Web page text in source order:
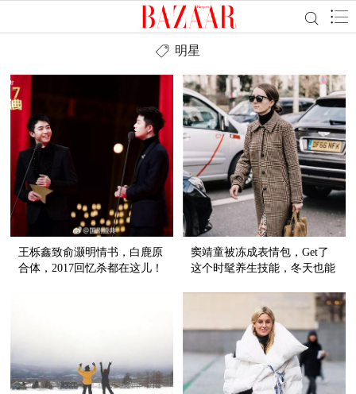
明星
王栎鑫致俞灏明情书，白鹿原
合体，2017回忆杀都在这儿！
窦靖童被冻成表情包，Get了
这个时髦养生技能，冬天也能